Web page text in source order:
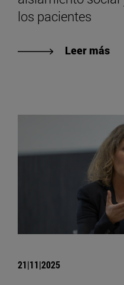
los pacientes
Leer más
21|11|2025